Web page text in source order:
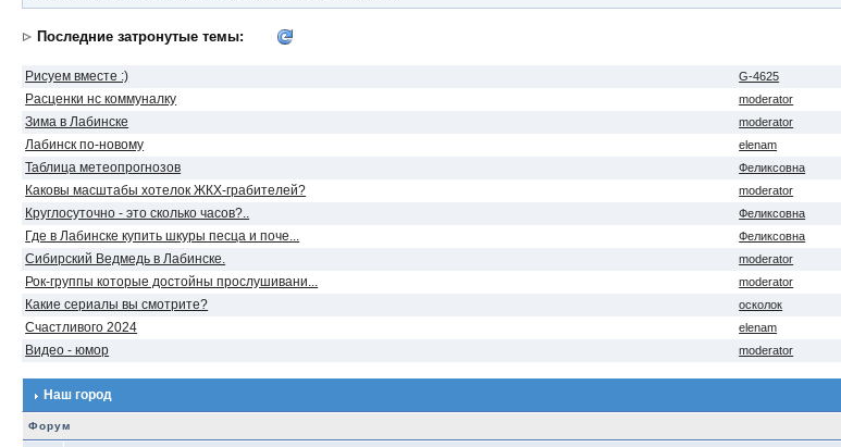
Последние затронутые темы:
Рисуем вместе :) G-4625
Расценки нс коммуналку moderator
Зима в Лабинске moderator
Лабинск по-новому elenam
Таблица метеопрогнозов Феликсовна
Каковы масштабы хотелок ЖКХ-грабителей? moderator
Круглосуточно - это сколько часов?.. Феликсовна
Где в Лабинске купить шкуры песца и поче... Феликсовна
Сибирский Ведмедь в Лабинске. moderator
Рок-группы которые достойны прослушивани... moderator
Какие сериалы вы смотрите? осколок
Счастливого 2024 elenam
Видео - юмор moderator
Наш город
Форум